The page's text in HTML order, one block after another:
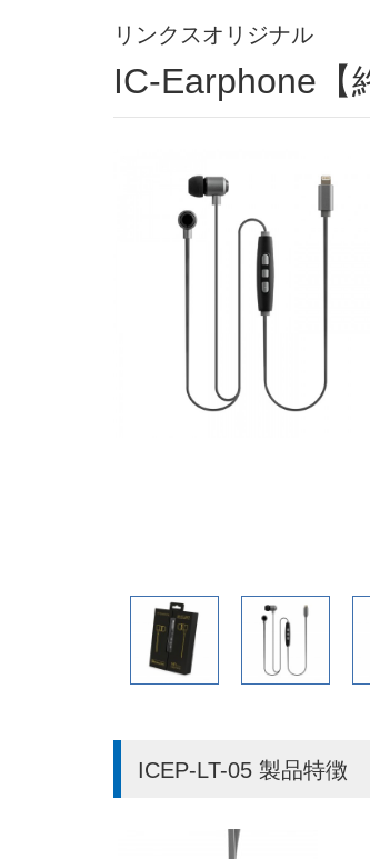
リンクスオリジナル
IC-Earphone【
ICEP-LT-05 製品特徴